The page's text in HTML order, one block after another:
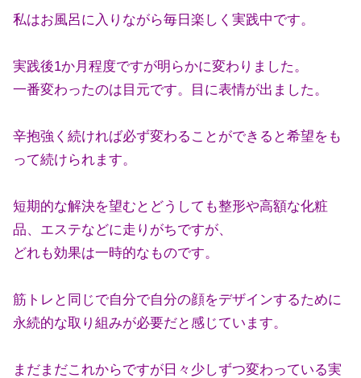
私はお風呂に入りながら毎日楽しく実践中です。
実践後1か月程度ですが明らかに変わりました。
一番変わったのは目元です。目に表情が出ました。
辛抱強く続ければ必ず変わることができると希望をも
って続けられます。
短期的な解決を望むとどうしても整形や高額な化粧
品、エステなどに走りがちですが、
どれも効果は一時的なものです。
筋トレと同じで自分で自分の顔をデザインするために
永続的な取り組みが必要だと感じています。
まだまだこれからですが日々少しずつ変わっている実